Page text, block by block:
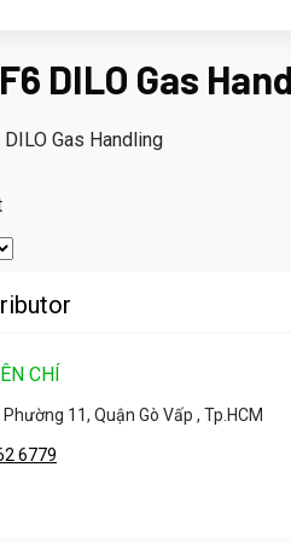
DILO Gas
Gas Handling
CHÍ
11, Quận Gò Vấp , Tp.HCM
6779